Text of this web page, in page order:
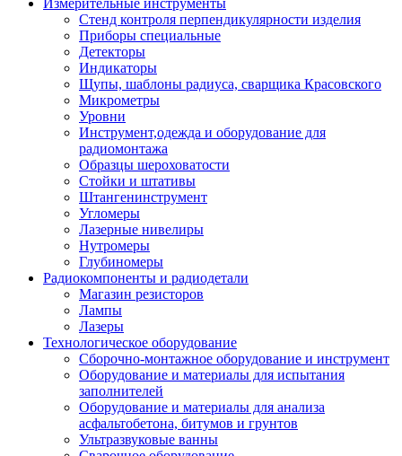
Измерительные инструменты
Стенд контроля перпендикулярности изделия
Приборы специальные
Детекторы
Индикаторы
Щупы, шаблоны радиуса, сварщика Красовского
Микрометры
Уровни
Инструмент,одежда и оборудование для
радиомонтажа
Образцы шероховатости
Стойки и штативы
Штангенинструмент
Угломеры
Лазерные нивелиры
Нутромеры
Глубиномеры
Радиокомпоненты и радиодетали
Магазин резисторов
Лампы
Лазеры
Технологическое оборудование
Сборочно-монтажное оборудование и инструмент
Оборудование и материалы для испытания
заполнителей
Оборудование и материалы для анализа
асфальтобетона, битумов и грунтов
Ультразвуковые ванны